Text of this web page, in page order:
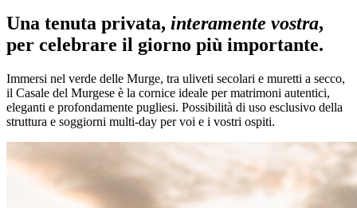
Una tenuta privata, interamente vostra,
per celebrare il giorno più importante.
Immersi nel verde delle Murge, tra uliveti secolari e muretti a secco,
il Casale del Murgese è la cornice ideale per matrimoni autentici,
eleganti e profondamente pugliesi. Possibilità di uso esclusivo della
struttura e soggiorni multi-day per voi e i vostri ospiti.